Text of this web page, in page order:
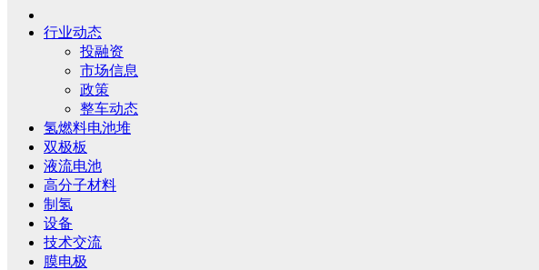
行业动态
投融资
市场信息
政策
整车动态
氢燃料电池堆
双极板
液流电池
高分子材料
制氢
设备
技术交流
膜电极